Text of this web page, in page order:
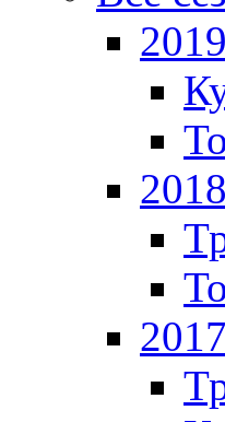
2019
2018
2017